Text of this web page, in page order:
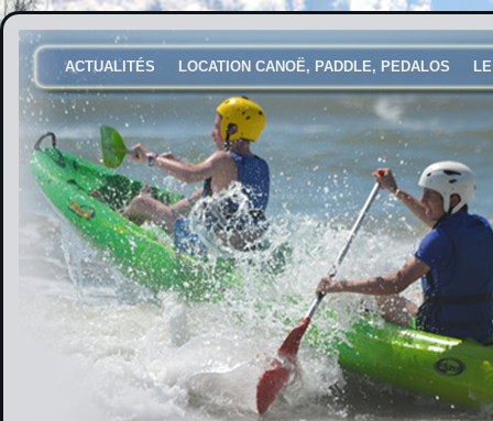
ACTUALITÉS LOCATION CANOË, PADDLE, PEDALOS